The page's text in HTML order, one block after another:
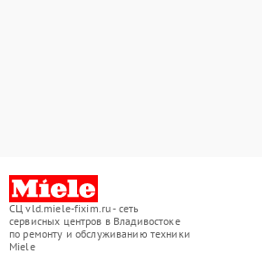
СЦ vld.miele-fixim.ru - сеть
сервисных центров в Владивостоке
по ремонту и обслуживанию техники
Miele